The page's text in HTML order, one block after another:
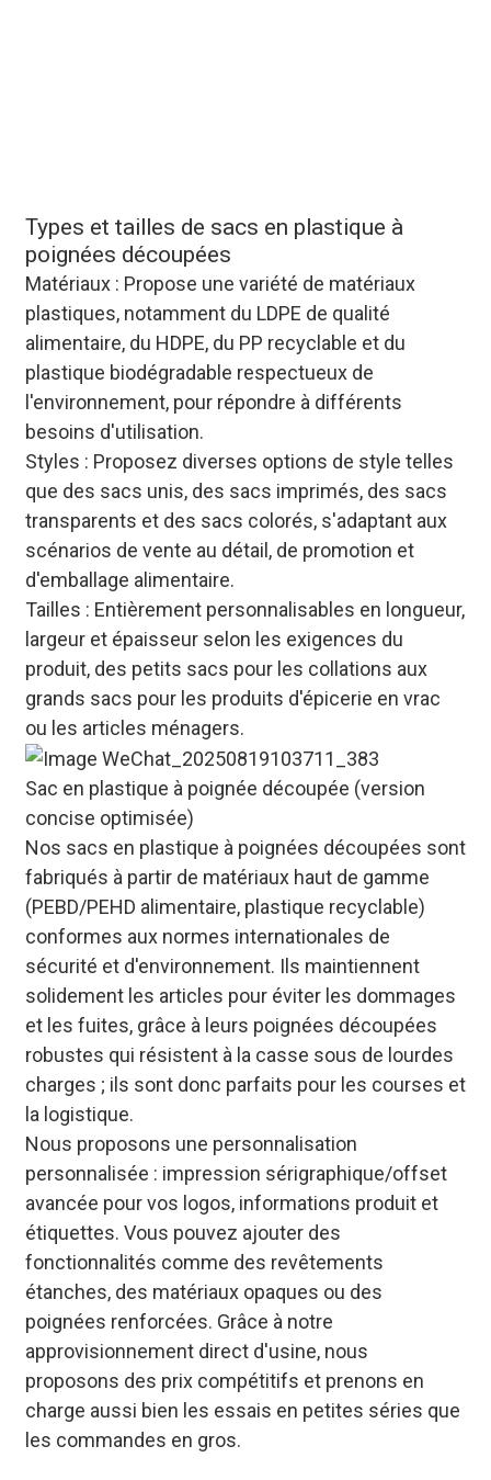
Types et tailles de sacs en plastique à
poignées découpées
Matériaux : Propose une variété de matériaux
plastiques, notamment du LDPE de qualité
alimentaire, du HDPE, du PP recyclable et du
plastique biodégradable respectueux de
l'environnement, pour répondre à différents
besoins d'utilisation.
Styles : Proposez diverses options de style telles
que des sacs unis, des sacs imprimés, des sacs
transparents et des sacs colorés, s'adaptant aux
scénarios de vente au détail, de promotion et
d'emballage alimentaire.
Tailles : Entièrement personnalisables en longueur,
largeur et épaisseur selon les exigences du
produit, des petits sacs pour les collations aux
grands sacs pour les produits d'épicerie en vrac
ou les articles ménagers.
Sac en plastique à poignée découpée (version
concise optimisée)
Nos sacs en plastique à poignées découpées sont
fabriqués à partir de matériaux haut de gamme
(PEBD/PEHD alimentaire, plastique recyclable)
conformes aux normes internationales de
sécurité et d'environnement. Ils maintiennent
solidement les articles pour éviter les dommages
et les fuites, grâce à leurs poignées découpées
robustes qui résistent à la casse sous de lourdes
charges ; ils sont donc parfaits pour les courses et
la logistique.
Nous proposons une personnalisation
personnalisée : impression sérigraphique/offset
avancée pour vos logos, informations produit et
étiquettes. Vous pouvez ajouter des
fonctionnalités comme des revêtements
étanches, des matériaux opaques ou des
poignées renforcées. Grâce à notre
approvisionnement direct d'usine, nous
proposons des prix compétitifs et prenons en
charge aussi bien les essais en petites séries que
les commandes en gros.